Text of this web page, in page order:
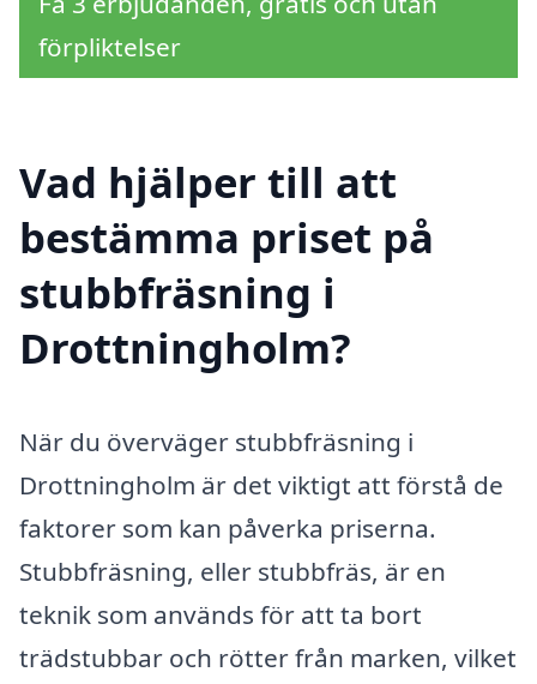
förpliktelser
Vad hjälper till att
bestämma priset på
stubbfräsning i
Drottningholm?
När du överväger stubbfräsning i
Drottningholm är det viktigt att förstå de
faktorer som kan påverka priserna.
Stubbfräsning, eller stubbfräs, är en
teknik som används för att ta bort
trädstubbar och rötter från marken, vilket